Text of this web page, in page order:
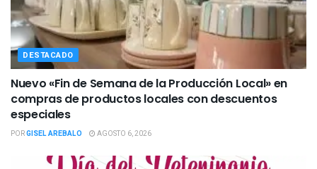
DESTACADO
Nuevo «Fin de Semana de la Producción Local» en
compras de productos locales con descuentos
especiales
PORGISEL AREBALO AGOSTO 6, 2026